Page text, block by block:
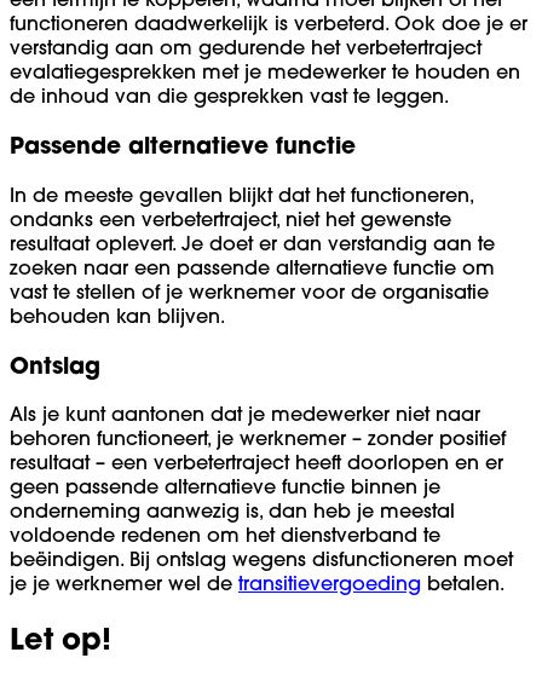
functioneren daadwerkelijk is verbeterd. Ook doe je er
verstandig aan om gedurende het verbetertraject
evalatiegesprekken met je medewerker te houden en
de inhoud van die gesprekken vast te leggen.
Passende alternatieve functie
In de meeste gevallen blijkt dat het functioneren,
ondanks een verbetertraject, niet het gewenste
resultaat oplevert. Je doet er dan verstandig aan te
zoeken naar een passende alternatieve functie om
vast te stellen of je werknemer voor de organisatie
behouden kan blijven.
Ontslag
Als je kunt aantonen dat je medewerker niet naar
behoren functioneert, je werknemer – zonder positief
resultaat – een verbetertraject heeft doorlopen en er
geen passende alternatieve functie binnen je
onderneming aanwezig is, dan heb je meestal
voldoende redenen om het dienstverband te
beëindigen. Bij ontslag wegens disfunctioneren moet
je je werknemer wel de transitievergoeding betalen.
Let op!